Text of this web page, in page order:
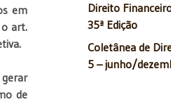
em
art.
de
Direito
35ª Edição
Coletânea de
5 – junho/